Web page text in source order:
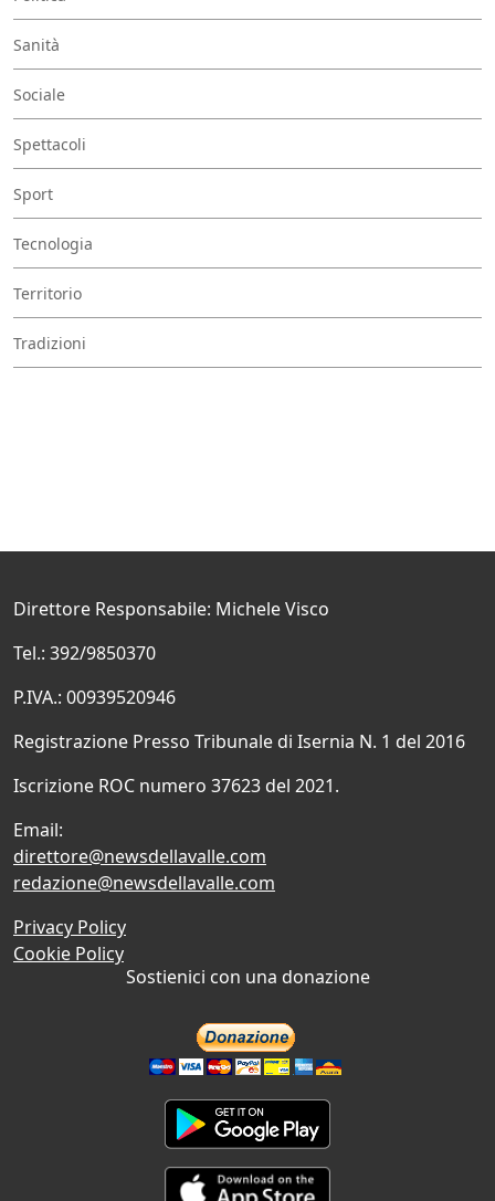
Sanità
Sociale
Spettacoli
Sport
Tecnologia
Territorio
Tradizioni
Direttore Responsabile: Michele Visco
Tel.: 392/9850370
P.IVA.: 00939520946
Registrazione Presso Tribunale di Isernia N. 1 del 2016
Iscrizione ROC numero 37623 del 2021.
Email:
direttore@newsdellavalle.com
redazione@newsdellavalle.com
Privacy Policy
Cookie Policy
Sostienici con una donazione